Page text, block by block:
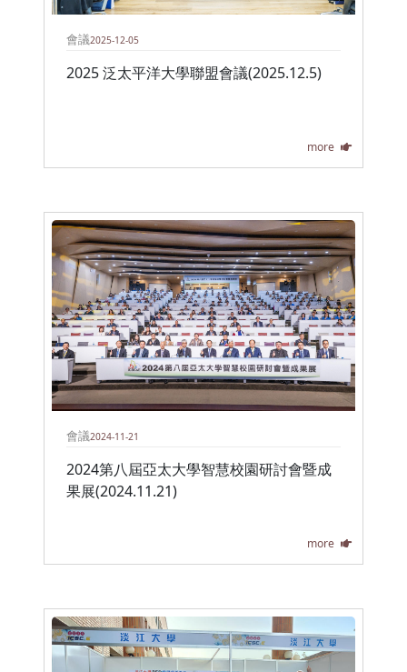
會議2025-12-05
2025 泛太平洋大學聯盟會議(2025.12.5)
more
會議2024-11-21
2024第八屆亞太大學智慧校園研討會暨成
果展(2024.11.21)
more